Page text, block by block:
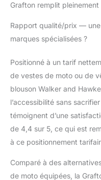
Grafton remplit
Rapport qualité/prix —
marques spécialisées ?
Positionné à un tarif
de vestes de moto ou de
blouson Walker and
l’accessibilité sans
témoignent d’une
de 4,4 sur 5, ce qui est
à ce positionnement
Comparé à des
de moto équipées, la